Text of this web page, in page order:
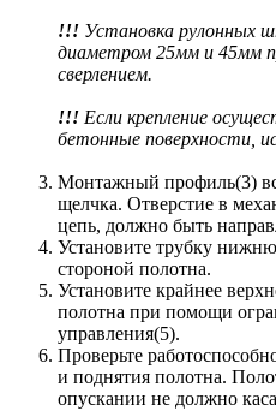
!!! Установка рулонных
диаметром 25мм и 45мм
сверлением.
!!! Если крепление
бетонные поверхности,
Монтажный профиль(3)
щелчка. Отверстие в
цепь, должно быть
Установите трубку
стороной полотна.
Установите крайнее
полотна при помощи
управления(5).
Проверьте
и поднятия полотна.
опускании не должно